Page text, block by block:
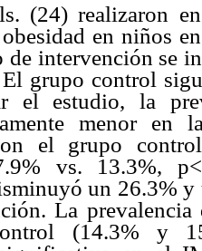
(24) realizaron
en niños
de intervención se
grupo control
el estudio, la
menor en
el grupo
vs. 13.3%,
un 26.3% y
La prevalencia
(14.3% y